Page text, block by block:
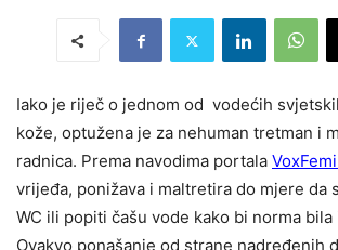
Iako je riječ o jednom od vodećih
kože, optužena je za nehuman tretman i
radnica. Prema navodima portala
vrijeđa, ponižava i maltretira do mjere da
WC ili popiti čašu vode kako bi norma bila
Ovakvo ponašanje od strane nadređenih